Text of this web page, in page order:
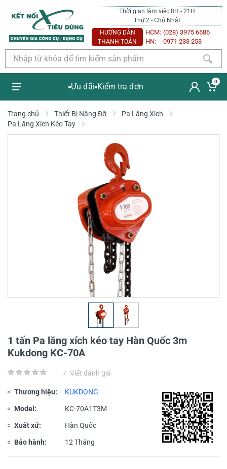
Thời gian làm việc 8H - 21H
Thứ 2 - Chủ Nhật
HƯỚNG DẪN
THANH TOÁN
HCM: (028) 3975 6686
HN:
0971 233 253
Ưu đãi Kiểm tra đơn
0
Trang chủ Thiết Bị Nâng Đỡ
Pa Lăng Xích
Pa Lăng Xích Kéo Tay
1 tấn Pa lăng xích kéo tay Hàn Quốc 3m
Kukdong KC-70A
/ Viết đánh giá
Thương hiệu: KUKDONG
Model: KC-70A1T3M
Xuất xứ: Hàn Quốc
Bảo hành: 12 Tháng